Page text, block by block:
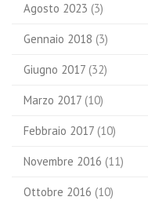
Agosto 2023 (3)
Gennaio 2018 (3)
Giugno 2017 (32)
Marzo 2017 (10)
Febbraio 2017 (10)
Novembre 2016 (11)
Ottobre 2016 (10)